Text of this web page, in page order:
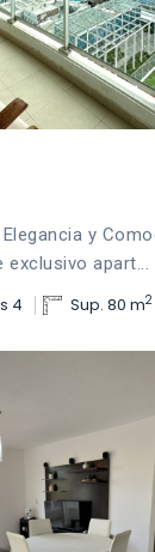
y
exclusivo apart...
4 Sup. 80 m2